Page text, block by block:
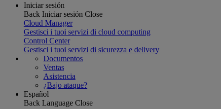
Iniciar sesión
Back Iniciar sesión Close
Cloud Manager
Gestisci i tuoi servizi di cloud computing
Control Center
Gestisci i tuoi servizi di sicurezza e delivery
Documentos
Ventas
Asistencia
¿Bajo ataque?
Español
Back Language Close